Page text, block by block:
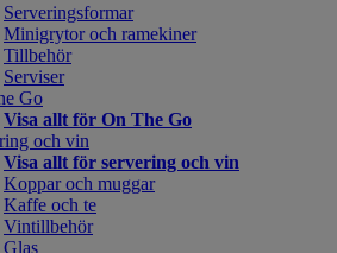
Serveringsformar
Minigrytor och ramekiner
Tillbehör
Serviser
Go
Visa allt för On The Go
och vin
Visa allt för servering och vin
Koppar och muggar
Kaffe och te
Vintillbehör
Glas